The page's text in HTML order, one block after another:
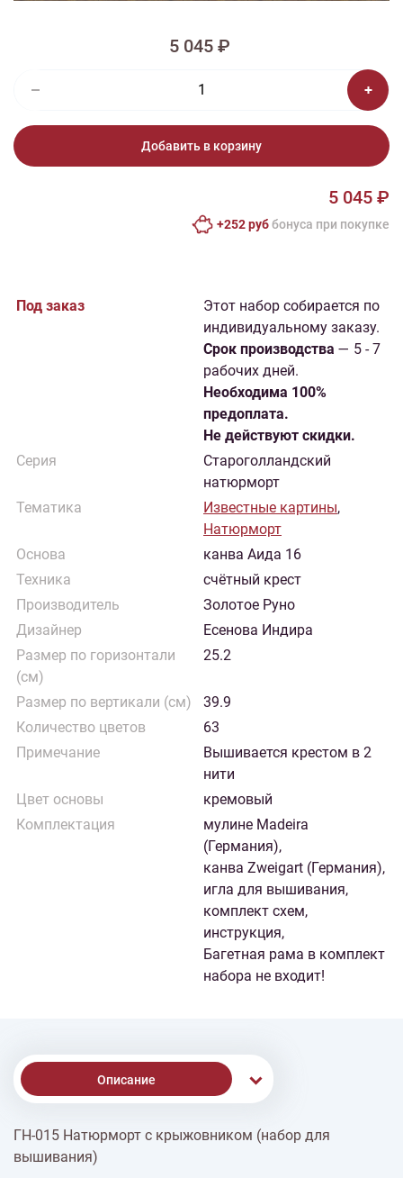
5 045 ₽
Добавить в корзину
5 045 ₽
+252 руббонусa при покупке
Под заказ
Этот набор собирается по
индивидуальному заказу.
Cрок производства — 5 - 7
рабочих дней.
Необходима 100%
предоплата.
Не действуют скидки.
Серия
Староголландский
натюрморт
Тематика
Известные картины,
Натюрморт
Основа
канва Аида 16
Техника
счётный крест
Производитель
Золотое Руно
Дизайнер
Есенова Индира
Размер по горизонтали
(см)
25.2
Размер по вертикали (см)
39.9
Количество цветов
63
Примечание
Вышивается крестом в 2
нити
Цвет основы
кремовый
Комплектация
мулине Madeira
(Германия),
канва Zweigart (Германия),
игла для вышивания,
комплект схем,
инструкция,
Багетная рама в комплект
набора не входит!
Описание
Доставка
ГН-015 Натюрморт с крыжовником (набор для
вышивания)